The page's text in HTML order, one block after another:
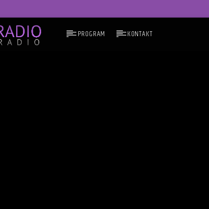
PROGRAM KONTAKT